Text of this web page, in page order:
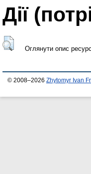
Дії
Оглянути опис
© 2008–2026 Zhytomyr Ivan